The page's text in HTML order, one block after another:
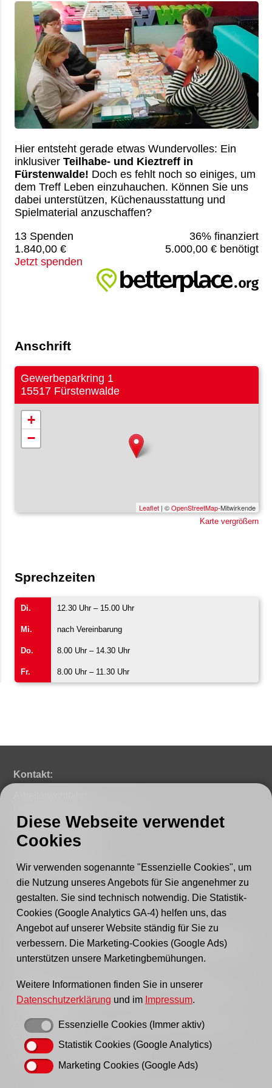
Stephanie Stottmeier -
Betriebsratsmitglied
Im AWO Kreisverband Fürstenwalde e.V. tätig
seit 2014.
Im Betriebsrat seit 05/2026 und im
Tätigkeitsbereich „Kita“ aktiv.
Hier entsteht gerade etwas Wundervolles: Ein
inklusiverTeilhabe- und Kieztreff in
Fürstenwalde! Doch es fehlt noch so einiges, um
dem Treff Leben einzuhauchen. Können Sie uns
dabei unterstützen, Küchenausstattung und
Spielmaterial anzuschaffen?
13 Spenden
36% finanziert
1.840,00 €
5.000,00 € benötigt
Jetzt spenden
Anschrift
Gewerbeparkring 1
15517 Fürstenwalde
+
−
Leaflet| ©OpenStreetMap-Mitwirkende
Karte vergrößern
Sprechzeiten
Di. 12.30 Uhr – 15.00 Uhr
Mi. nach Vereinbarung
Do. 8.00 Uhr – 14.30 Uhr
Fr. 8.00 Uhr – 11.30 Uhr
Kontakt:
Lindenstraße 46
15517 Fürstenwalde
Fax: 03361 - 592221
E-mail:post@awo-fuewa.de
Sprechzeiten Geschäftsstelle:
Sie erreichen uns persönlich telefonisch donnerstags
von 9–12 Uhr bzw. dienstags und donnerstags von 14–
16 Uhr.
Außerhalb der Sprechzeiten erreichen Sie uns
Kontaktformular.
Gern können Sie uns auch einen Brief schreiben oder
ein Fax senden.
Vielen Dank für Ihr Verständnis!
Diese Webseite verwendet
Cookies
Wir verwenden sogenannte "Essenzielle Cookies", um
die Nutzung unseres Angebots für Sie angenehmer zu
gestalten. Sie sind technisch notwendig. Die Statistik-
Cookies (Google Analytics GA-4) helfen uns, das
Angebot auf unserer Website ständig für Sie zu
verbessern. Die Marketing-Cookies (Google Ads)
unterstützen unsere Marketingbemühungen.
Weitere Informationen finden Sie in unserer
Datenschutzerklärung und im Impressum.
Essenzielle Cookies (Immer aktiv)
Statistik Cookies (Google Analytics)
Marketing Cookies (Google Ads)